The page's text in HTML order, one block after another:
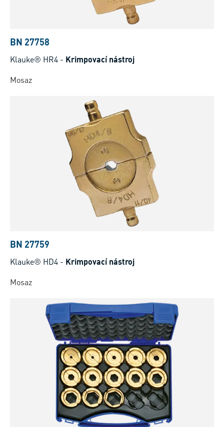
BN 27758
Klauke® HR4 - Krimpovací nástroj
Mosaz
BN 27759
Klauke® HD4 - Krimpovací nástroj
Mosaz